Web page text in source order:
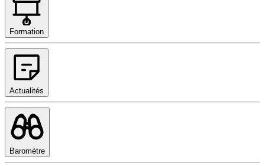
Formation
Actualités
Baromètre